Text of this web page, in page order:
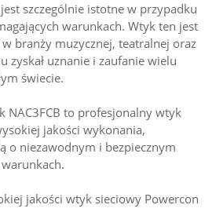
szczególnie istotne w przypadku
warunkach. Wtyk ten jest
branży muzycznej, teatralnej oraz
zyskał uznanie i zaufanie wielu
świecie.
NAC3FCB to profesjonalny wtyk
jakości wykonania,
o niezawodnym i bezpiecznym
jakości wtyk sieciowy Powercon